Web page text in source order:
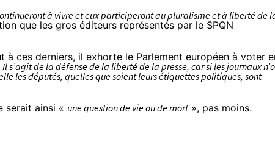
à vivre et eux participeront au pluralisme et à liberté de
que les gros éditeurs représentés par le SPQN
ces derniers, il exhorte le Parlement européen à voter
Il s’agit de la défense de la liberté de la presse, car si les journaux
les députés, quelles que soient leurs étiquettes politiques, sont
serait ainsi « une question de vie ou de mort», pas moins.